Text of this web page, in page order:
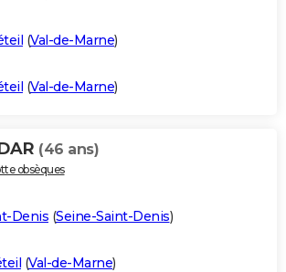
(Val-de-Marne)
(Val-de-Marne)
(46 ans)
obsèques
Denis (Seine-Saint-Denis)
(Val-de-Marne)